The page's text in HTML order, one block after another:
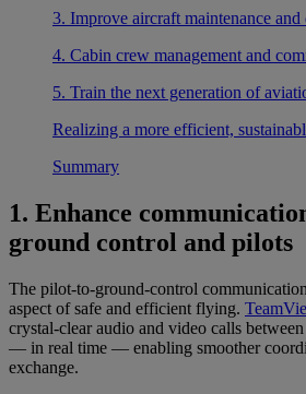
3. Improve aircraft maintenance and
4. Cabin crew management and
5. Train the next generation of
Realizing a more efficient,
Summary
1. Enhance
ground control and pilots
The pilot-to-ground-control
aspect of safe and efficient flying.
crystal-clear audio and video calls
— in real time — enabling smoother
exchange.